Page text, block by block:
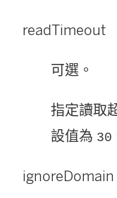
readTimeout
可選。
指定讀取
設值為 30
ignoreDomain